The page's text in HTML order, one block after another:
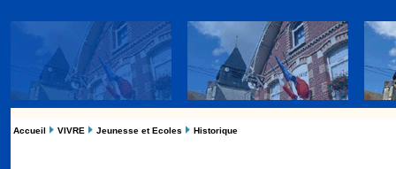
Accueil VIVRE Jeunesse et Ecoles Historique